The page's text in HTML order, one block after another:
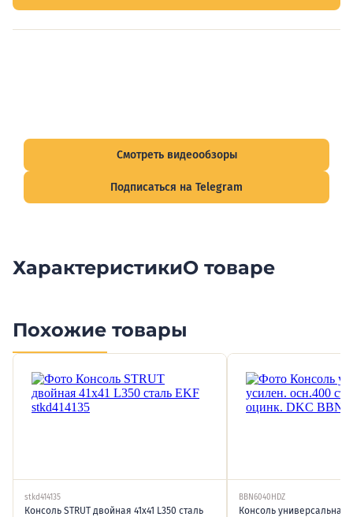
Смотреть видеообзоры
Подписаться на Telegram
ХарактеристикиО товаре
Похожие товары
stkd414135
Консоль STRUT двойная 41х41 L350 сталь
BBN6040HDZ
Консоль универсальная